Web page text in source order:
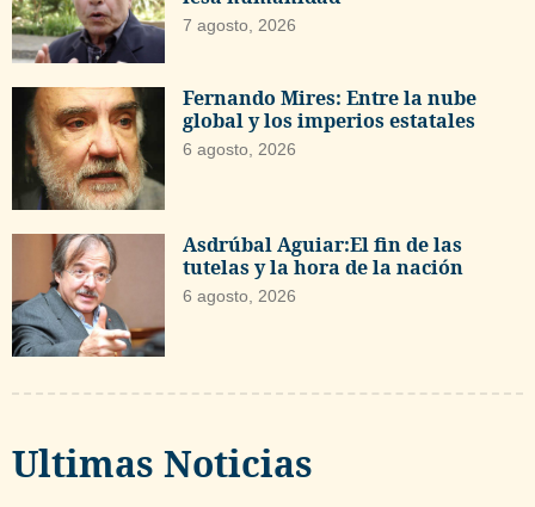
7 agosto, 2026
Fernando Mires: Entre la nube
global y los imperios estatales
6 agosto, 2026
Asdrúbal Aguiar:El fin de las
tutelas y la hora de la nación
6 agosto, 2026
Ultimas Noticias